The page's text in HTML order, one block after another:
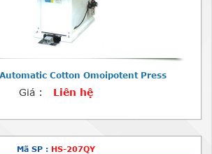
Cotton Omoipotent Press
Giá : Liên hệ
Mã SP : HS-207QY